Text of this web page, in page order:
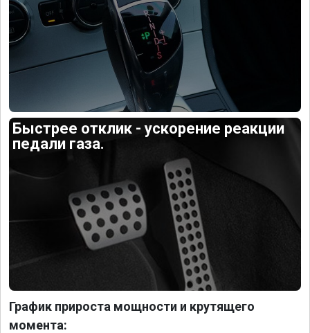
Быстрее отклик - ускорение реакции
педали газа.
График прироста мощности и крутящего
момента: